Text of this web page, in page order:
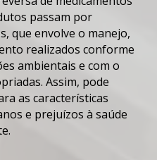
passam por
que envolve o manejo,
realizados conforme
ambientais e com o
Assim, pode
as características
e prejuízos à saúde